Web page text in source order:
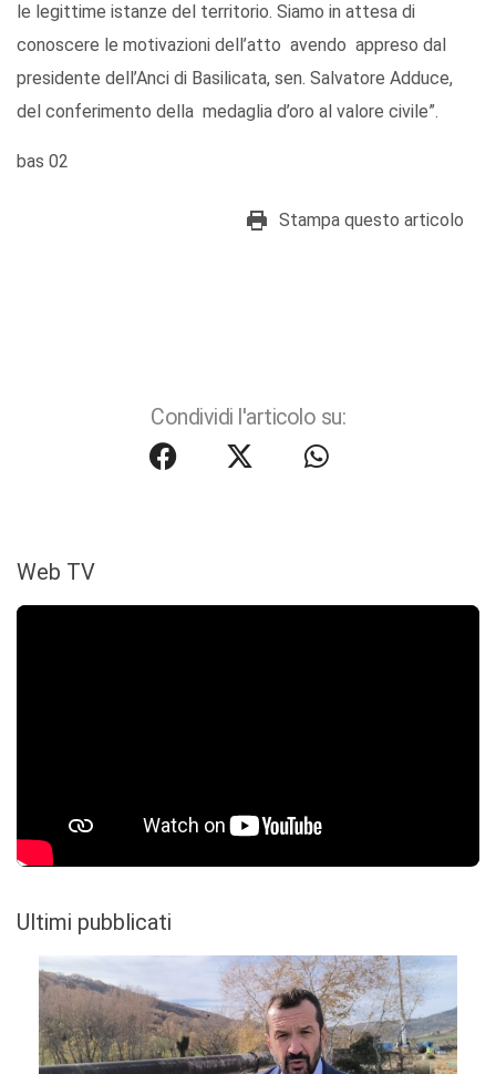
le legittime istanze del territorio. Siamo in attesa di
conoscere le motivazioni dell’atto avendo appreso dal
presidente dell’Anci di Basilicata, sen. Salvatore Adduce,
del conferimento della medaglia d’oro al valore civile”.
bas 02
Stampa questo articolo
Condividi l'articolo su:
Web TV
Ultimi pubblicati